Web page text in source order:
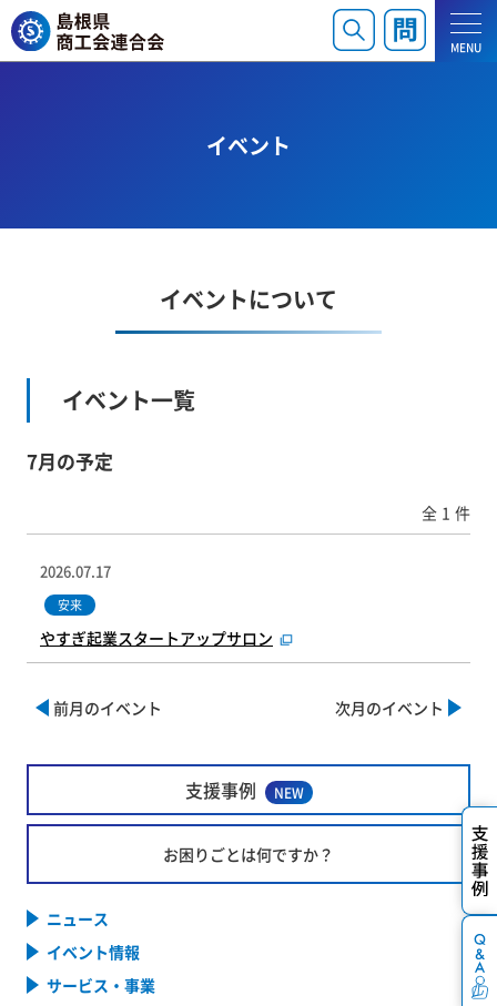
MENU
イベント
イベントについて
イベント一覧
7月の予定
全 1 件
2026.07.17
安来
やすぎ起業スタートアップサロン
前月のイベント 次月のイベント
支援事例 NEW
お困りごとは何ですか？
ニュース
イベント情報
サービス・事業